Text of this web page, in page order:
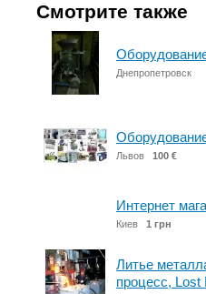
Смотрите также
Днепропетровск
Львов 100 €
Интернет
Киев 1 грн
Литье
процесс, Lost